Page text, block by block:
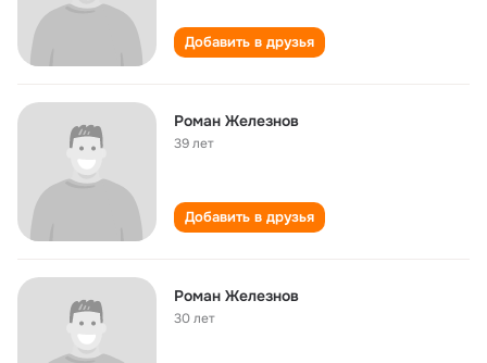
Добавить в друзья
Роман Железнов
39 лет
Добавить в друзья
Роман Железнов
30 лет